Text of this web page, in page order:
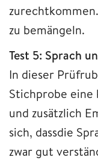
zu bemängeln.
Test 5: Sprach
In dieser
Stichprobe eine
und zusätzlich
sich, dassdie
zwar gut